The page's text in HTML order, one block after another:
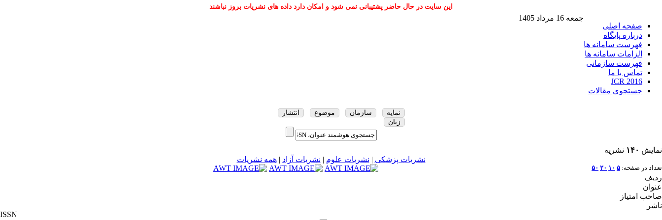
این سایت در حال حاضر پشتیبانی نمی شود و امکان دارد داده های نشریات بروز نباشند
صفحه اصلی
درباره پایگاه
فهرست سامانه ها
الزامات سامانه ها
فهرست سازمانی
تماس با ما
JCR 2016
جستجوی مقالات
جمعه 16 مرداد 1405
نمایه سازمان موضوع
انتشار
زبان
نمایش ۱۴۰ نشریه
نشریات پزشکی | نشریات علوم | نشریات آزاد |همه نشریات
تعداد در صفحه: ۵ ۱۰ ۲۰ ۵۰
ردیف
عنوان
صاحب امتیاز
ناشر
ISSN